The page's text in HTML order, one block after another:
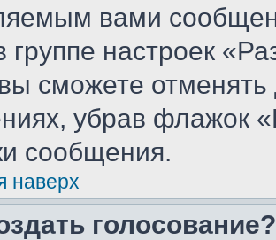
вами
группе настроек
сможете
убрав флажок
сообщения.
наверх
голосование?